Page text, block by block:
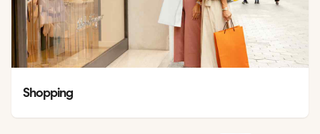
Shopping